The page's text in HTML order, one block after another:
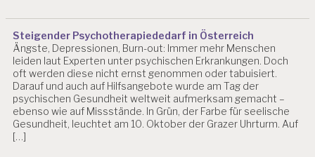
2
0
1
3
B
U
R
N
Steigender Psychotherapiededarf in Österreich
Ängste, Depressionen, Burn-out: Immer mehr Menschen
leiden laut Experten unter psychischen Erkrankungen. Doch
oft werden diese nicht ernst genommen oder tabuisiert.
Darauf und auch auf Hilfsangebote wurde am Tag der
psychischen Gesundheit weltweit aufmerksam gemacht –
ebenso wie auf Missstände. In Grün, der Farbe für seelische
Gesundheit, leuchtet am 10. Oktober der Grazer Uhrturm. Auf
[…]